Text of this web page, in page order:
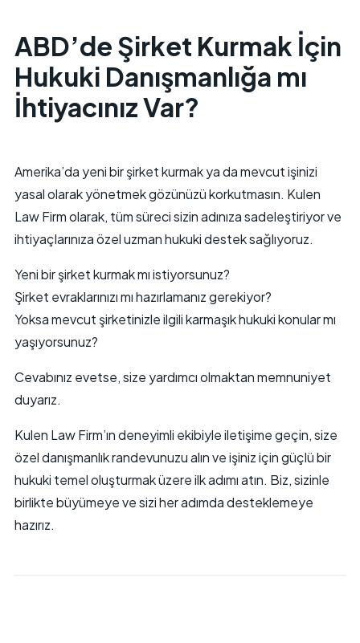
ABD’de Şirket Kurmak İçin
Hukuki Danışmanlığa mı
İhtiyacınız Var?
Amerika’da yeni bir şirket kurmak ya da mevcut işinizi
yasal olarak yönetmek gözünüzü korkutmasın. Kulen
Law Firm olarak, tüm süreci sizin adınıza sadeleştiriyor ve
ihtiyaçlarınıza özel uzman hukuki destek sağlıyoruz.
Yeni bir şirket kurmak mı istiyorsunuz?
Şirket evraklarınızı mı hazırlamanız gerekiyor?
Yoksa mevcut şirketinizle ilgili karmaşık hukuki konular mı
yaşıyorsunuz?
Cevabınız evetse, size yardımcı olmaktan memnuniyet
duyarız.
Kulen Law Firm’ın deneyimli ekibiyle iletişime geçin, size
özel danışmanlık randevunuzu alın ve işiniz için güçlü bir
hukuki temel oluşturmak üzere ilk adımı atın. Biz, sizinle
birlikte büyümeye ve sizi her adımda desteklemeye
hazırız.